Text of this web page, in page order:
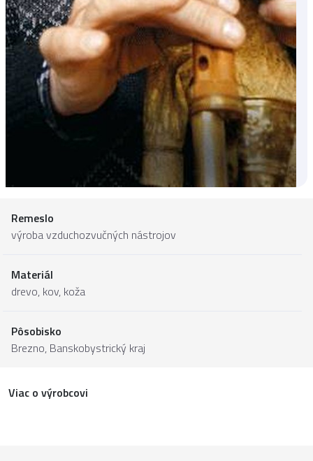
Remeslo
výroba vzduchozvučných nástrojov
Materiál
drevo, kov, koža
Pôsobisko
Brezno, Banskobystrický kraj
Viac o výrobcovi